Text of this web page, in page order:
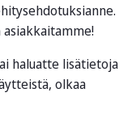
haluatte lisätietoja
olkaa